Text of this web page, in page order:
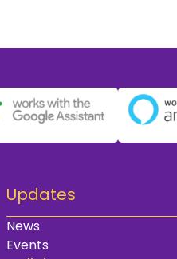
Updates
News
Events